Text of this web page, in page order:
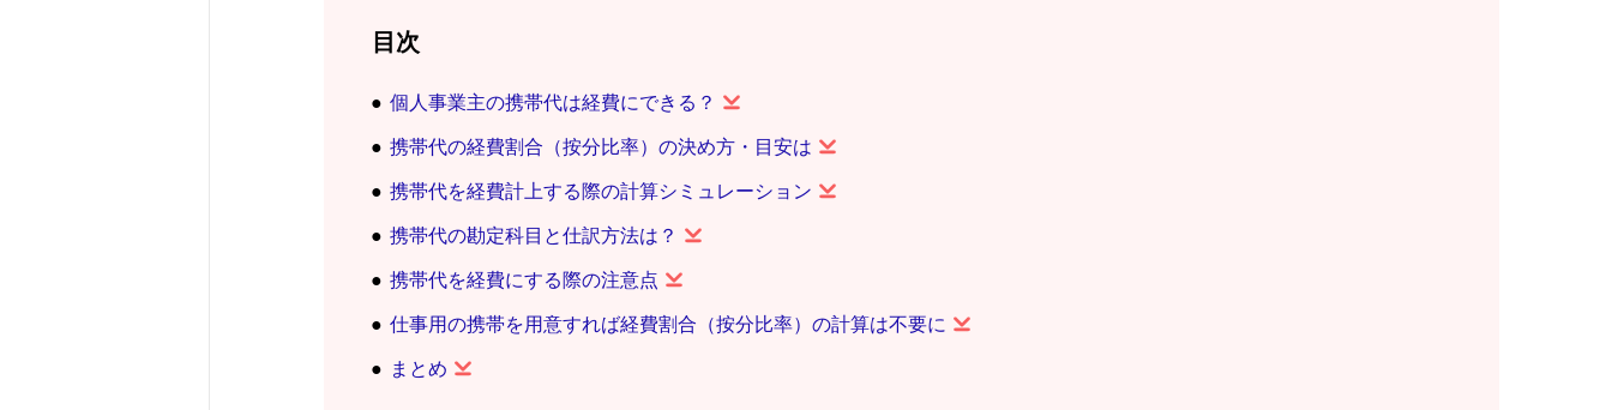
目次
個人事業主の携帯代は経費にできる？
携帯代の経費割合（按分比率）の決め方・目安は
携帯代を経費計上する際の計算シミュレーション
携帯代の勘定科目と仕訳方法は？
携帯代を経費にする際の注意点
仕事用の携帯を用意すれば経費割合（按分比率）の計算は不要に
まとめ